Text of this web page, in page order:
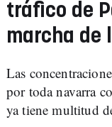
tráfico de
marcha de
Las
por toda navarra
ya tiene multitud